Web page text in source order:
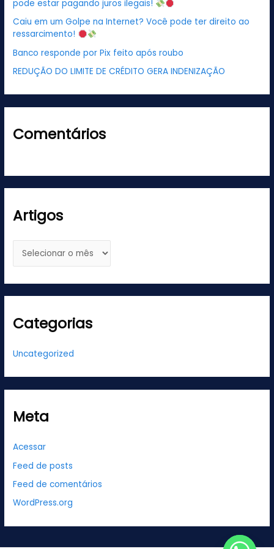
p
o
:
pode estar pagando juros ilegais!
Caiu em um Golpe na Internet? Você pode ter direito ao
ressarcimento!
Banco responde por Pix feito após roubo
REDUÇÃO DO LIMITE DE CRÉDITO GERA INDENIZAÇÃO
Comentários
Artigos
Categorias
Uncategorized
Meta
Acessar
Feed de posts
Feed de comentários
WordPress.org